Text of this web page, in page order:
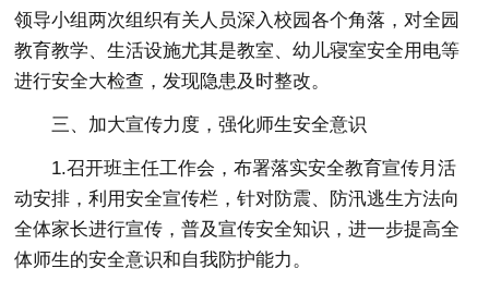
领导小组两次组织有关人员深入校园各个角落，对全园
教育教学、生活设施尤其是教室、幼儿寝室安全用电等
进行安全大检查，发现隐患及时整改。
三、加大宣传力度，强化师生安全意识
1.召开班主任工作会，布署落实安全教育宣传月活
动安排，利用安全宣传栏，针对防震、防汛逃生方法向
全体家长进行宣传，普及宣传安全知识，进一步提高全
体师生的安全意识和自我防护能力。